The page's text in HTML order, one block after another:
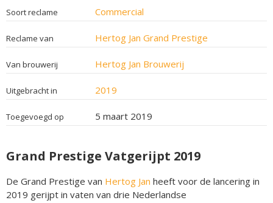
Soort reclame Commercial
Reclame van Hertog Jan Grand Prestige
Van brouwerij Hertog Jan Brouwerij
Uitgebracht in 2019
Toegevoegd op 5 maart 2019
Grand Prestige Vatgerijpt 2019
De Grand Prestige van Hertog Jan heeft voor de lancering in
2019 gerijpt in vaten van drie Nederlandse